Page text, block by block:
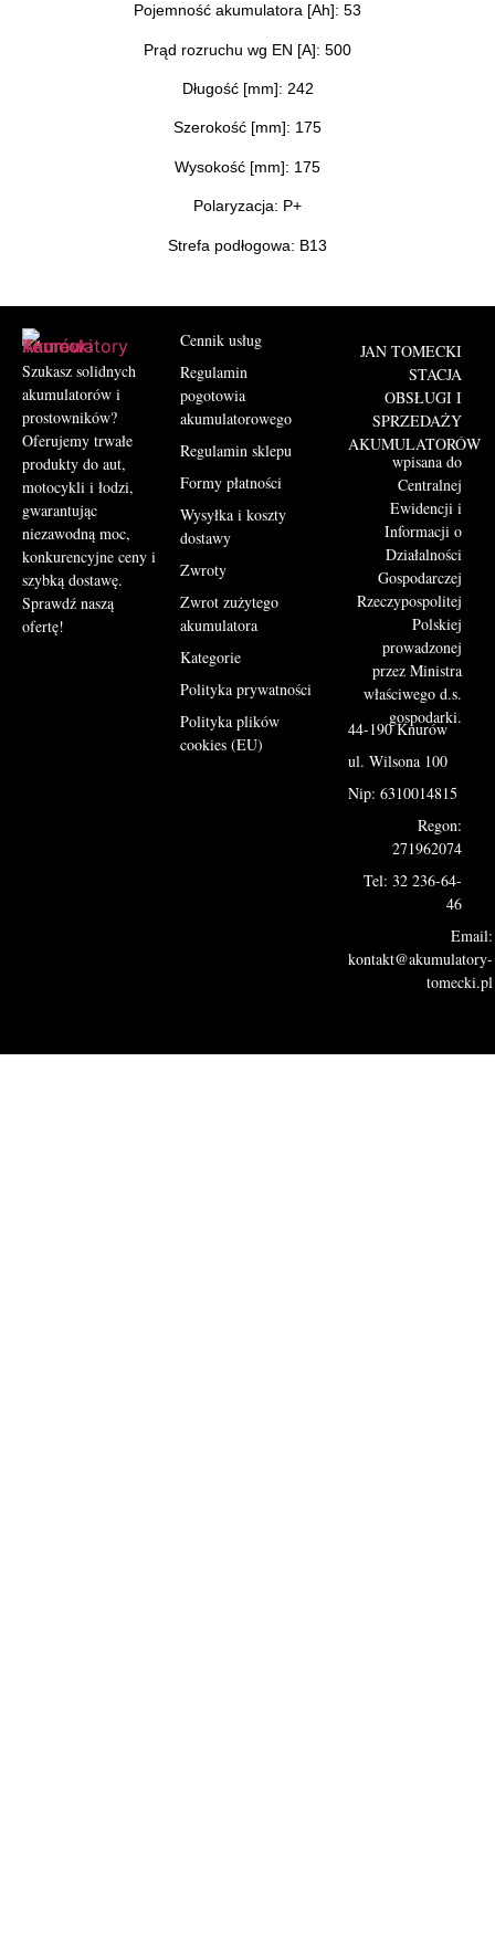
Pojemność akumulatora [Ah]: 53
Prąd rozruchu wg EN [A]: 500
Długość [mm]: 242
Szerokość [mm]: 175
Wysokość [mm]: 175
Polaryzacja: P+
Strefa podłogowa: B13
Szukasz solidnych
akumulatorów i
prostowników?
Oferujemy trwałe
produkty do aut,
motocykli i łodzi,
gwarantując
niezawodną moc,
konkurencyjne ceny i
szybką dostawę.
Sprawdź naszą
ofertę!
Cennik usług
Regulamin
pogotowia
akumulatorowego
Regulamin sklepu
Formy płatności
Wysyłka i koszty
dostawy
Zwroty
Zwrot zużytego
akumulatora
Kategorie
Polityka prywatności
Polityka plików
cookies (EU)
JAN TOMECKI
STACJA
OBSŁUGI I
SPRZEDAŻY
AKUMULATORÓW
wpisana do
Centralnej
Ewidencji i
Informacji o
Działalności
Gospodarczej
Rzeczypospolitej
Polskiej
prowadzonej
przez Ministra
właściwego d.s.
gospodarki.
44-190 Knurów
ul. Wilsona 100
Nip: 6310014815
Regon:
271962074
Tel: 32 236-64-
46
Email:
kontakt@akumulatory-
tomecki.pl